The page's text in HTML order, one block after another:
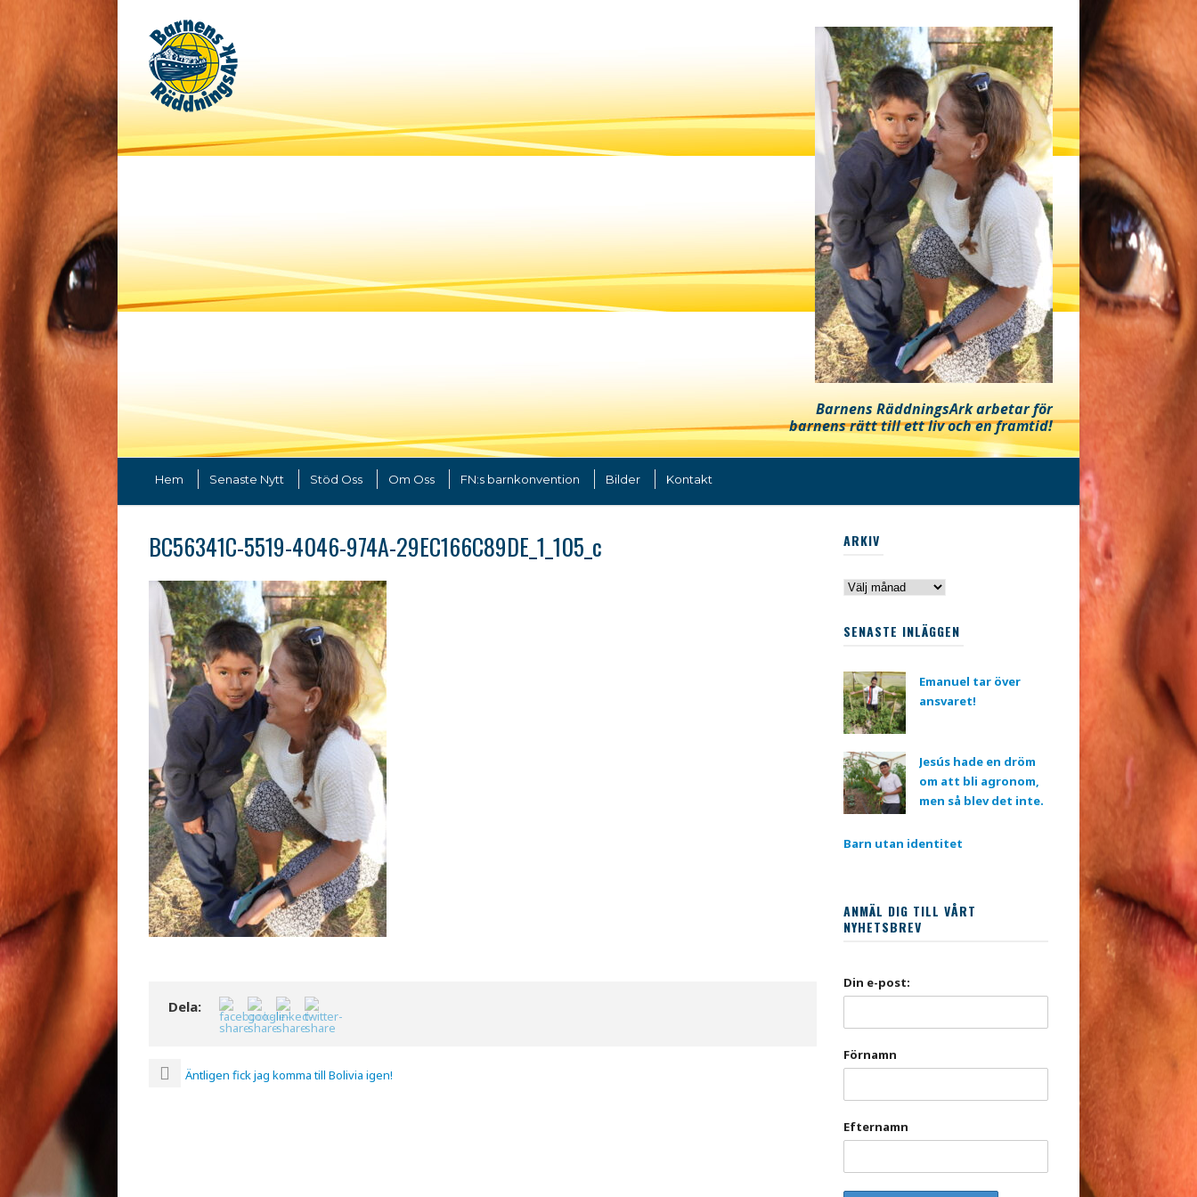
Barnens RäddningsArk arbetar för
barnens rätt till ett liv och en framtid!
Hem Senaste Nytt Stöd Oss Om Oss FN:s barnkonvention Bilder Kontakt
BC56341C-5519-4046-974A-29EC166C89DE_1_105_c
Dela:
Äntligen fick jag komma till Bolivia igen!
ARKIV
Arkiv
SENASTE INLÄGGEN
Emanuel tar över
ansvaret!
Jesús hade en dröm
om att bli agronom,
men så blev det inte.
Barn utan identitet
ANMÄL DIG TILL VÅRT
NYHETSBREV
Din e-post:
Förnamn
Efternamn